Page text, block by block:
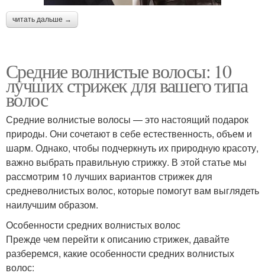
читать дальше →
Средние волнистые волосы: 10
лучших стрижек для вашего типа
волос
Средние волнистые волосы — это настоящий подарок
природы. Они сочетают в себе естественность, объем и
шарм. Однако, чтобы подчеркнуть их природную красоту,
важно выбрать правильную стрижку. В этой статье мы
рассмотрим 10 лучших вариантов стрижек для
средневолнистых волос, которые помогут вам выглядеть
наилучшим образом.
Особенности средних волнистых волос
Прежде чем перейти к описанию стрижек, давайте
разберемся, какие особенности средних волнистых
волос: